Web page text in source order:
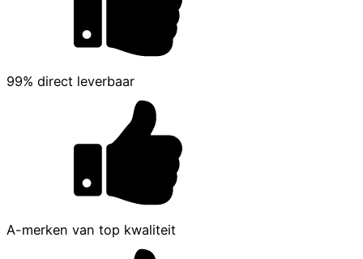
99% direct leverbaar
A-merken van top kwaliteit